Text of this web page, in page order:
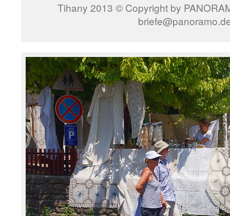
Tihany 2013 © Copyright by